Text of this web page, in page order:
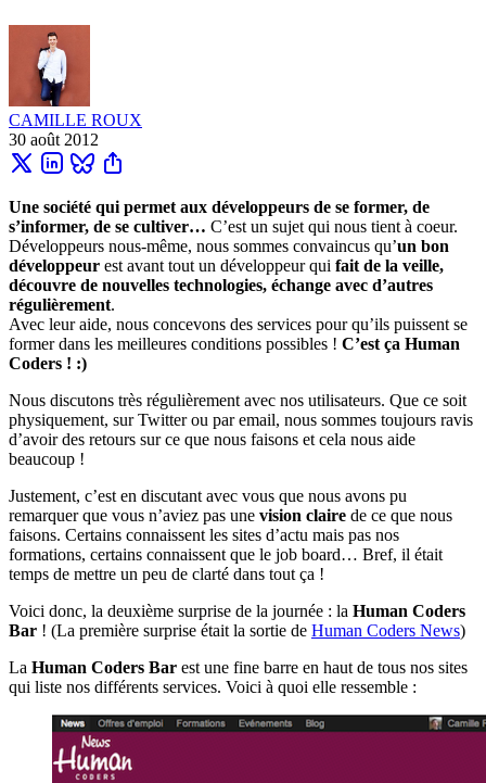
CAMILLE ROUX
30 août 2012
Une société qui permet aux développeurs de se former, de
s’informer, de se cultiver… C’est un sujet qui nous tient à coeur.
Développeurs nous-même, nous sommes convaincus qu’un bon
développeur est avant tout un développeur qui fait de la veille,
découvre de nouvelles technologies, échange avec d’autres
régulièrement.
Avec leur aide, nous concevons des services pour qu’ils puissent se
former dans les meilleures conditions possibles ! C’est ça Human
Coders ! :)
Nous discutons très régulièrement avec nos utilisateurs. Que ce soit
physiquement, sur Twitter ou par email, nous sommes toujours ravis
d’avoir des retours sur ce que nous faisons et cela nous aide
beaucoup !
Justement, c’est en discutant avec vous que nous avons pu
remarquer que vous n’aviez pas une vision claire de ce que nous
faisons. Certains connaissent les sites d’actu mais pas nos
formations, certains connaissent que le job board… Bref, il était
temps de mettre un peu de clarté dans tout ça !
Voici donc, la deuxième surprise de la journée : la Human Coders
Bar ! (La première surprise était la sortie de Human Coders News)
La Human Coders Bar est une fine barre en haut de tous nos sites
qui liste nos différents services. Voici à quoi elle ressemble :